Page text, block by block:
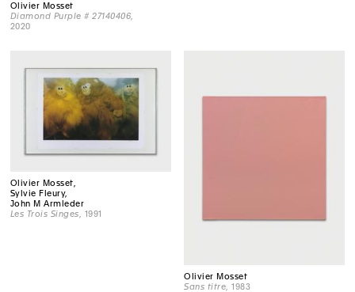
Olivier Mosset
Diamond Purple # 27140406
2020
Olivier Mosset,
Sylvie Fleury,
John M Armleder
Les Trois Singes , 1991
Olivier Mosset
Sans titre , 1983